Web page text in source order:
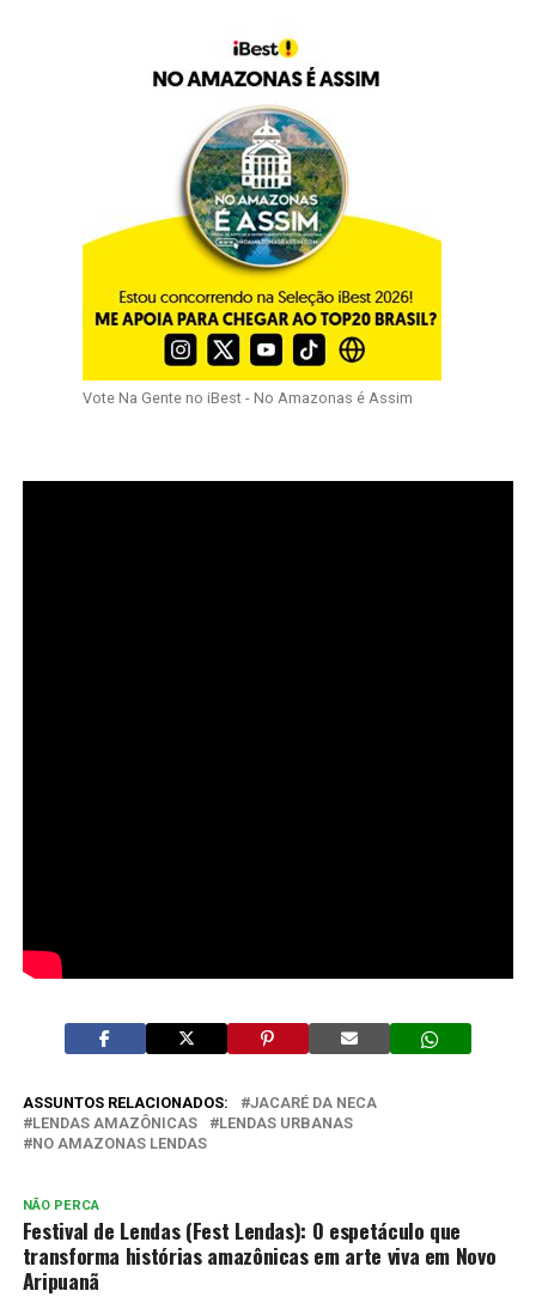
Vote Na Gente no iBest - No Amazonas é Assim
ASSUNTOS RELACIONADOS:
JACARÉ DA NECA
LENDAS AMAZÔNICAS
LENDAS URBANAS
NO AMAZONAS LENDAS
NÃO PERCA
Festival de Lendas (Fest Lendas): O espetáculo que
transforma histórias amazônicas em arte viva em Novo
Aripuanã